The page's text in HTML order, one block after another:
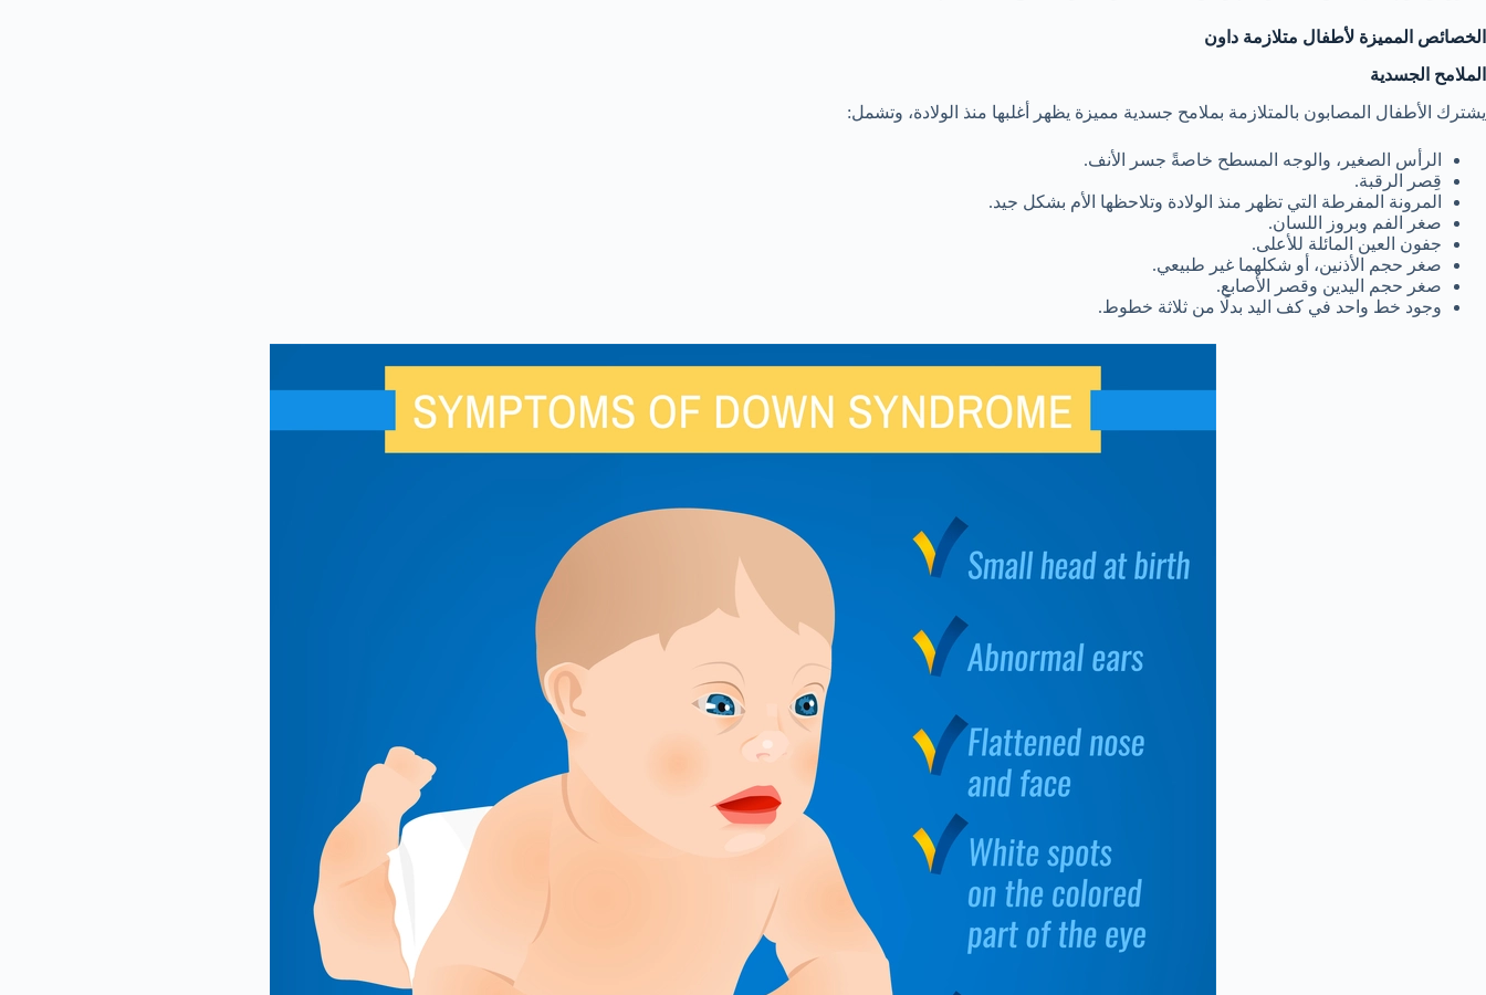
الخصائص المميزة لأطفال متلازمة داون
الملامح الجسدية
يشترك الأطفال المصابون بالمتلازمة بملامح جسدية مميزة يظهر أغلبها منذ الولادة، وتشمل:
الرأس الصغير، والوجه المسطح خاصةً جسر الأنف.
قِصر الرقبة.
المرونة المفرطة التي تظهر منذ الولادة وتلاحظها الأم بشكل جيد.
صغر الفم وبروز اللسان.
جفون العين المائلة للأعلى.
صغر حجم الأذنين، أو شكلهما غير طبيعي.
صغر حجم اليدين وقصر الأصابع.
وجود خط واحد في كف اليد بدلًا من ثلاثة خطوط.